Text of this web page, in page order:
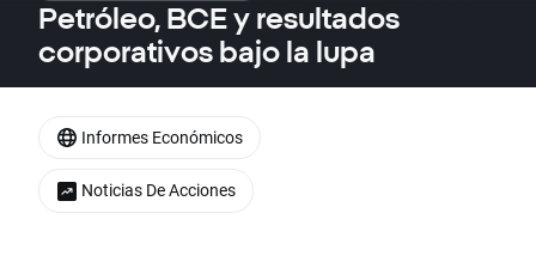
Petróleo, BCE y resultados
corporativos bajo la lupa
Informes Económicos
Noticias De Acciones